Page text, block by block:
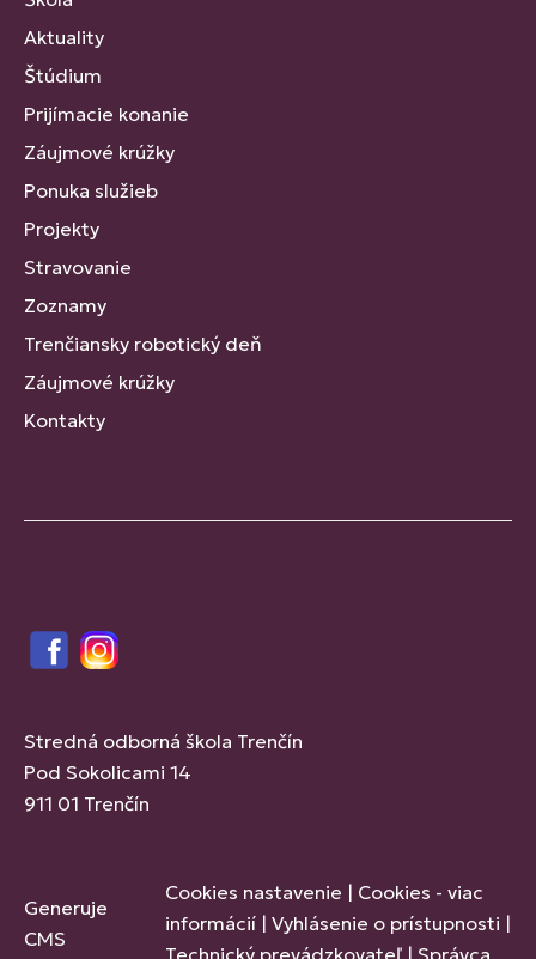
Aktuality
Štúdium
Prijímacie konanie
Záujmové krúžky
Ponuka služieb
Projekty
Stravovanie
Zoznamy
Trenčiansky robotický deň
Záujmové krúžky
Kontakty
FacebookInstagram
Stredná odborná škola Trenčín
Pod Sokolicami 14
911 01 Trenčín
Generuje
CMS
Cookies nastavenie | Cookies - viac
informácií | Vyhlásenie o prístupnosti |